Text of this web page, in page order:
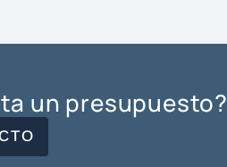
un presupuesto?